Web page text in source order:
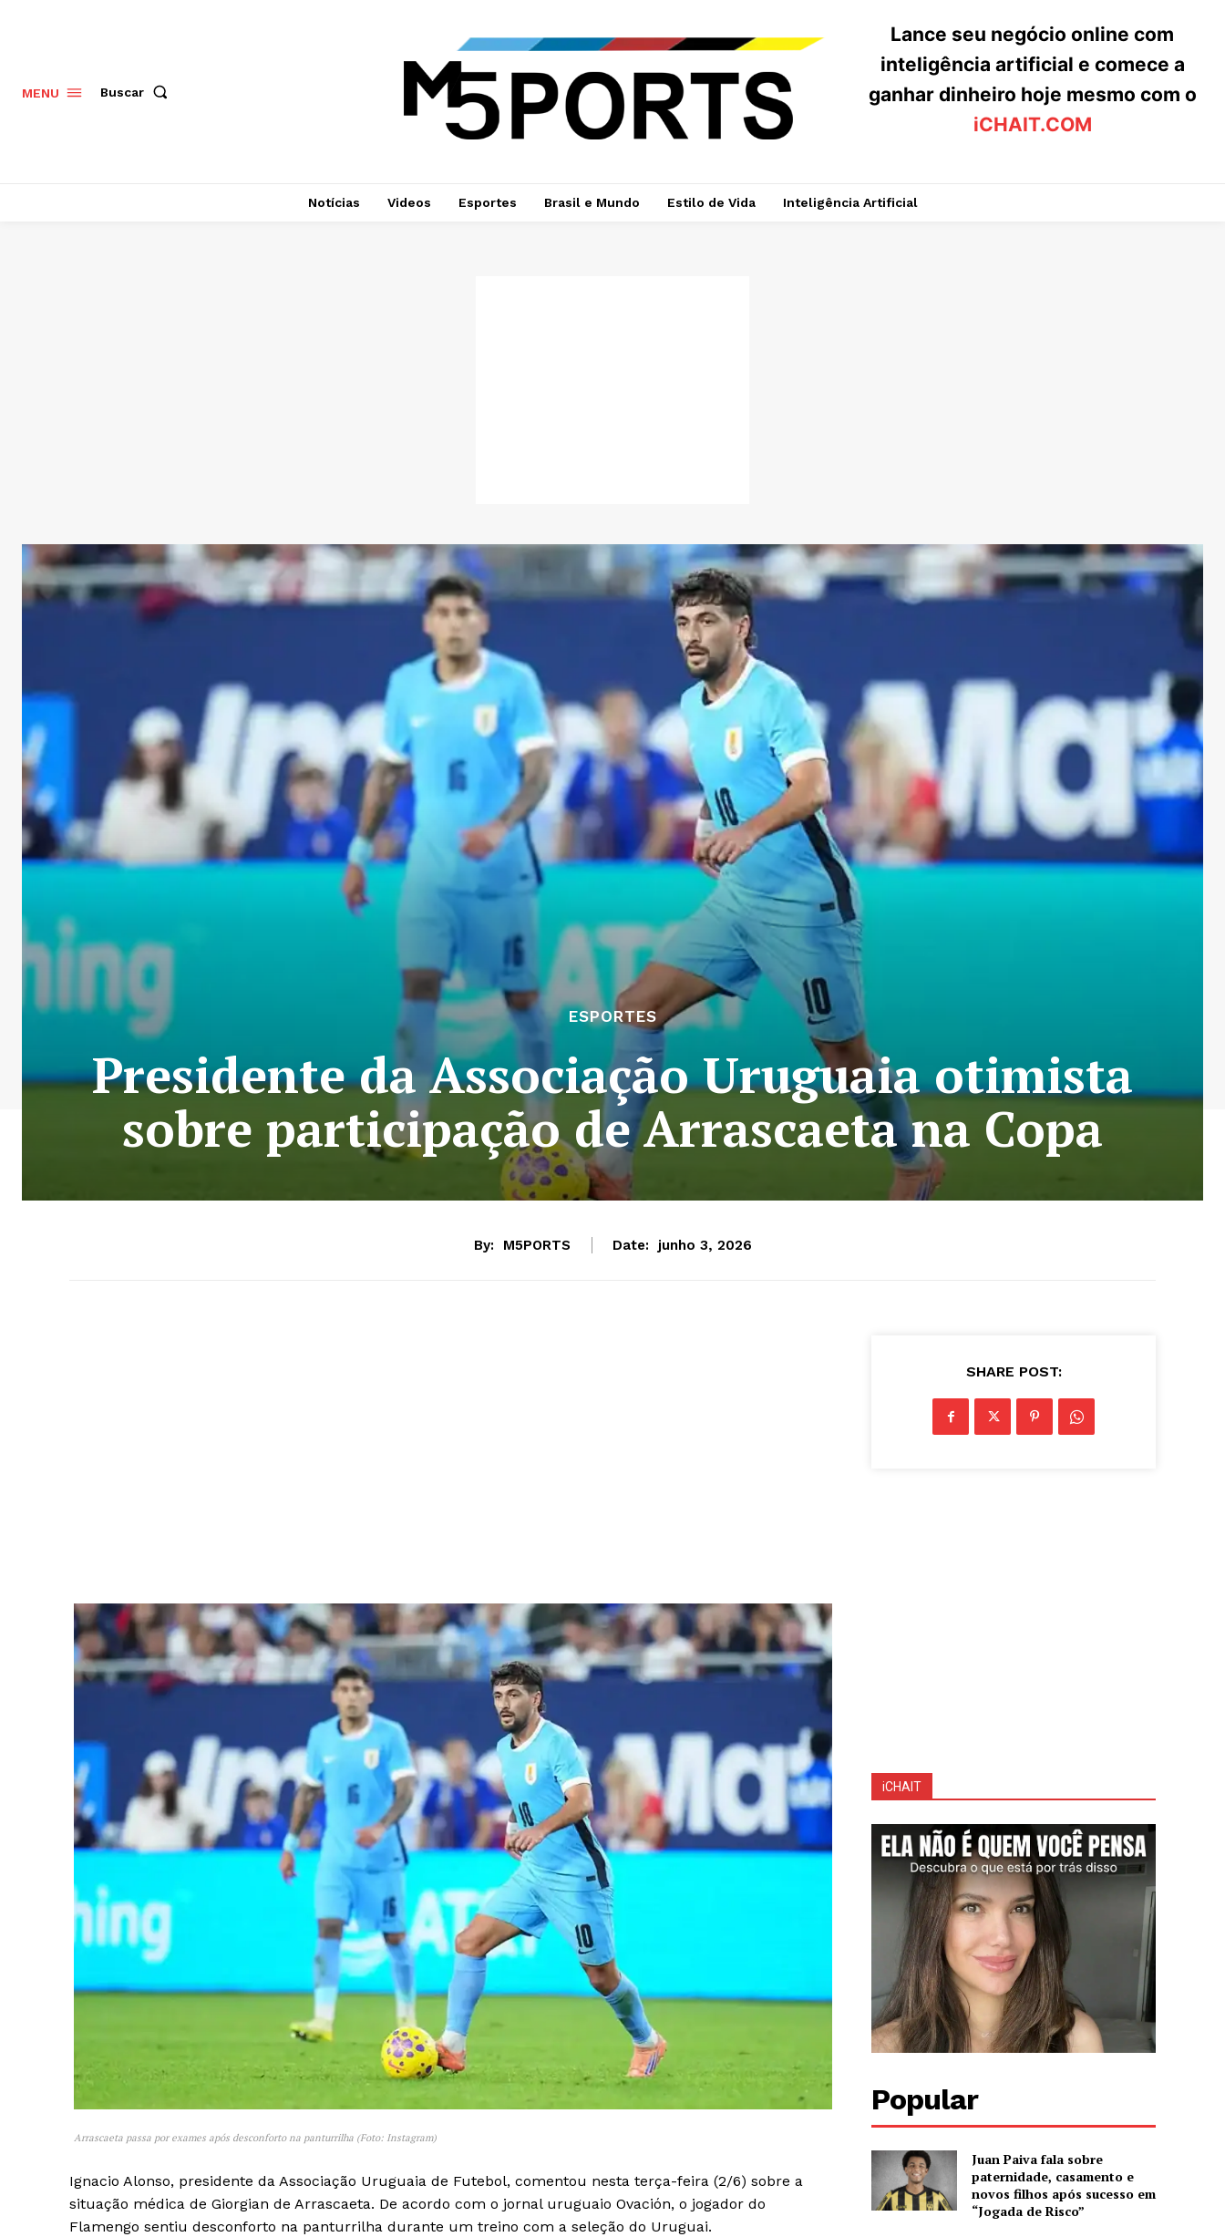
iCHAIT
Aprenda tudo sobre
Inteligência Artificial
SAIBA MAIS
M5PORTS
Sobre Nós
Anuncie
Contato
Transparência Editorial
Termos de Serviços
MENU Buscar
Lance seu negócio online com
inteligência artificial e comece a
ganhar dinheiro hoje mesmo com o
iCHAIT.COM
Notícias Videos Esportes Brasil e Mundo Estilo de Vida Inteligência Artificial
ESPORTES
Presidente da Associação Uruguaia otimista
sobre participação de Arrascaeta na Copa
By: M5PORTS Date: junho 3, 2026
Arrascaeta passa por exames após desconforto na panturrilha (Foto: Instagram)
Ignacio Alonso, presidente da Associação Uruguaia de Futebol, comentou nesta terça-feira (2/6) sobre a
situação médica de Giorgian de Arrascaeta. De acordo com o jornal uruguaio Ovación, o jogador do
Flamengo sentiu desconforto na panturrilha durante um treino com a seleção do Uruguai.
SHARE POST:
iCHAIT
Popular
Juan Paiva fala sobre
paternidade, casamento e
novos filhos após sucesso em
“Jogada de Risco”